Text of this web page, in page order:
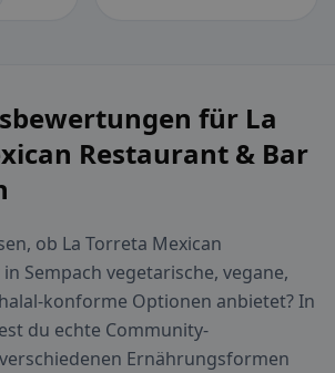
für La
Restaurant & Bar
ob La Torreta Mexican
Sempach vegetarische, vegane,
konforme Optionen anbietet? In
du echte Community-
Ernährungsformen